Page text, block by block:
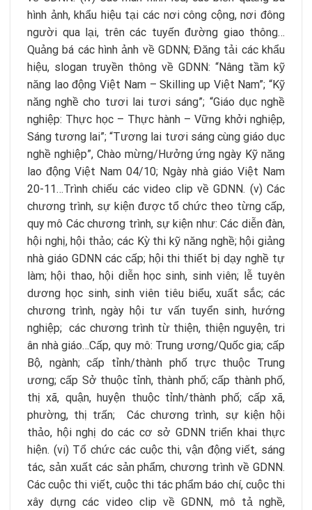
hình ảnh, khẩu hiệu tại các nơi công cộng, nơi đông
người qua lại, trên các tuyến đường giao thông…
Quảng bá các hình ảnh về GDNN; Đăng tải các khẩu
hiệu, slogan truyền thông về GDNN: “Nâng tầm kỹ
năng lao động Việt Nam – Skilling up Việt Nam”; “Kỹ
năng nghề cho tươi lai tươi sáng”; “Giáo dục nghề
nghiệp: Thực học – Thực hành – Vững khởi nghiệp,
Sáng tương lai”; “Tương lai tươi sáng cùng giáo dục
nghề nghiệp”, Chào mừng/Hưởng ứng ngày Kỹ năng
lao động Việt Nam 04/10; Ngày nhà giáo Việt Nam
20-11…Trình chiếu các video clip về GDNN. (v) Các
chương trình, sự kiện được tổ chức theo từng cấp,
quy mô Các chương trình, sự kiện như: Các diễn đàn,
hội nghị, hội thảo; các Kỳ thi kỹ năng nghề; hội giảng
nhà giáo GDNN các cấp; hội thi thiết bị dạy nghề tự
làm; hội thao, hội diễn học sinh, sinh viên; lễ tuyên
dương học sinh, sinh viên tiêu biểu, xuất sắc; các
chương trình, ngày hội tư vấn tuyển sinh, hướng
nghiệp; các chương trình từ thiện, thiện nguyện, tri
ân nhà giáo…Cấp, quy mô: Trung ương/Quốc gia; cấp
Bộ, ngành; cấp tỉnh/thành phố trực thuộc Trung
ương; cấp Sở thuộc tỉnh, thành phố; cấp thành phố,
thị xã, quận, huyện thuộc tỉnh/thành phố; cấp xã,
phường, thị trấn; Các chương trình, sự kiện hội
thảo, hội nghị do các cơ sở GDNN triển khai thực
hiện. (vi) Tổ chức các cuộc thi, vận động viết, sáng
tác, sản xuất các sản phẩm, chương trình về GDNN.
Các cuộc thi viết, cuộc thi tác phẩm báo chí, cuộc thi
xây dựng các video clip về GDNN, mô tả nghề,